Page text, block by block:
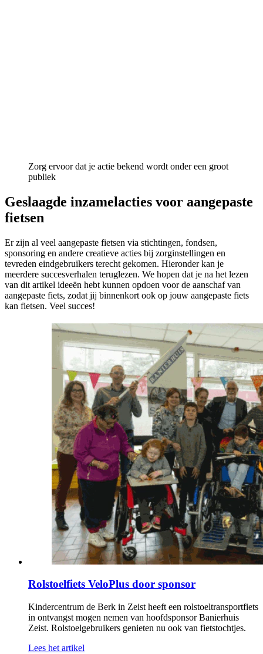
Zorg ervoor dat je actie bekend wordt onder een groot
publiek
Geslaagde inzamelacties voor aangepaste
fietsen
Er zijn al veel aangepaste fietsen via stichtingen, fondsen,
sponsoring en andere creatieve acties bij zorginstellingen en
tevreden eindgebruikers terecht gekomen. Hieronder kan je
meerdere succesverhalen teruglezen. We hopen dat je na het lezen
van dit artikel ideeën hebt kunnen opdoen voor de aanschaf van
aangepaste fiets, zodat jij binnenkort ook op jouw aangepaste fiets
kan fietsen. Veel succes!
Rolstoelfiets VeloPlus door sponsor
Kindercentrum de Berk in Zeist heeft een rolstoeltransportfiets
in ontvangst mogen nemen van hoofdsponsor Banierhuis
Zeist. Rolstoelgebruikers genieten nu ook van fietstochtjes.
Lees het artikel